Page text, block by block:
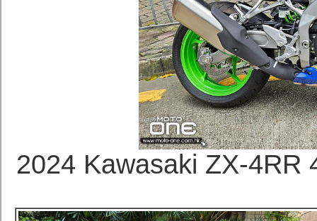
2024 Kawasaki ZX-4RR